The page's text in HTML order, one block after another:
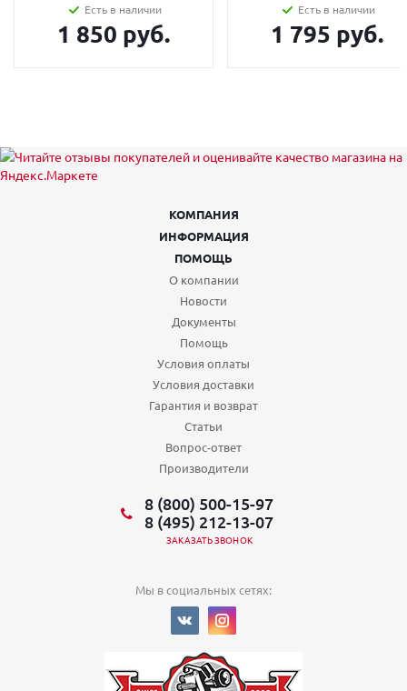
Есть в наличии
1 850 руб.
Есть в наличии
1 795 руб.
КОМПАНИЯ
ИНФОРМАЦИЯ
ПОМОЩЬ
О компании
Новости
Документы
Помощь
Условия оплаты
Условия доставки
Гарантия и возврат
Статьи
Вопрос-ответ
Производители
8 (800) 500-15-97
8 (495) 212-13-07
ЗАКАЗАТЬ ЗВОНОК
Мы в социальных сетях: